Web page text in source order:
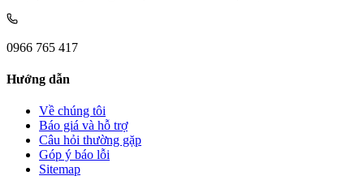
0966 765 417
Hướng dẫn
Về chúng tôi
Báo giá và hỗ trợ
Câu hỏi thường gặp
Góp ý báo lỗi
Sitemap